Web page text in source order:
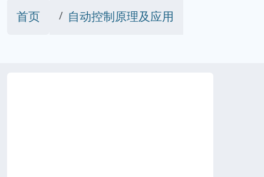
首页 自动控制原理及应用